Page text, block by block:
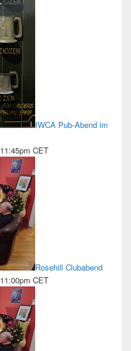
IWCA Pub-Abend im
11:45pm CET
Rosehill Clubabend
11:00pm CET